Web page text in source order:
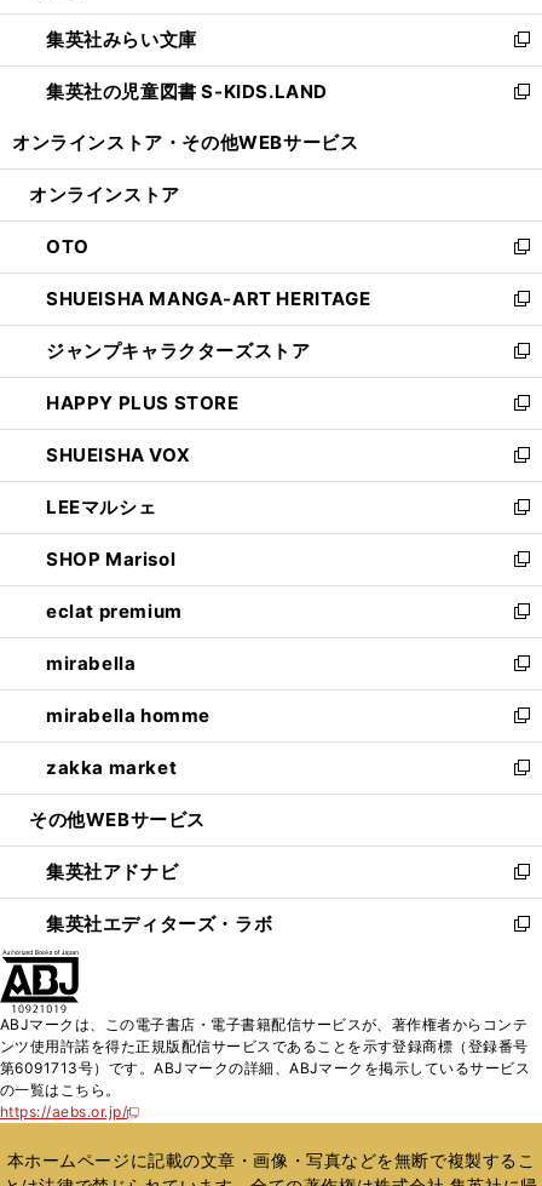
開
く
ウ
で
開
く
ン
ド
ウ
で
ウ
ィ
ン
ド
開
集英社みらい文庫
新
し
い
ン
ウ
で
開
く
集英社の児童図書 S-KIDS.LAND
新
ウ
ン
ド
ウ
で
開
く
オンラインストア・ その他WEBサービス
オンラインストア
OTO
新
し
い
ウ
ィ
ン
ド
ウ
で
開
く
SHUEISHA MANGA-ART HERITAGE
新
し
い
ウ
ィ
ン
ド
ウ
で
開
く
ジャンプキャラクターズストア
新
し
い
ウ
ィ
ン
ド
ウ
で
開
く
HAPPY PLUS STORE
新
し
い
ウ
ィ
ン
ド
ウ
で
開
く
SHUEISHA VOX
新
し
い
ウ
ィ
ン
ド
ウ
で
開
く
LEEマルシェ
新
し
い
ウ
ィ
ン
ド
ウ
で
開
く
SHOP Marisol
新
し
い
ウ
ィ
ン
ド
ウ
で
開
eclat premium
新
し
い
ウ
ィ
ン
ド
ウ
開
く
mirabella
新
し
い
ウ
ィ
ン
ウ
で
開
く
mirabella homme
新
し
い
ウ
ン
ド
ウ
で
zakka market
新
し
ウ
ィ
ン
ド
く
その他WEBサービス
集英社アドナビ
新
し
い
ド
ウ
で
集英社エディターズ・ラボ
新
ィ
ン
ド
開
ABJマークは、この電子書店・電子書籍配信サービスが、著作権者からコンテ
ンツ使用許諾を得た正規版配信サービスであることを示す登録商標（登録番号
第6091713号）です。ABJマークの詳細、ABJマークを掲示しているサービス
の一覧はこちら。
https://aebs.or.jp/
新
い
ウ
本ホームページに記載の文章・画像・写真などを無断で複製するこ